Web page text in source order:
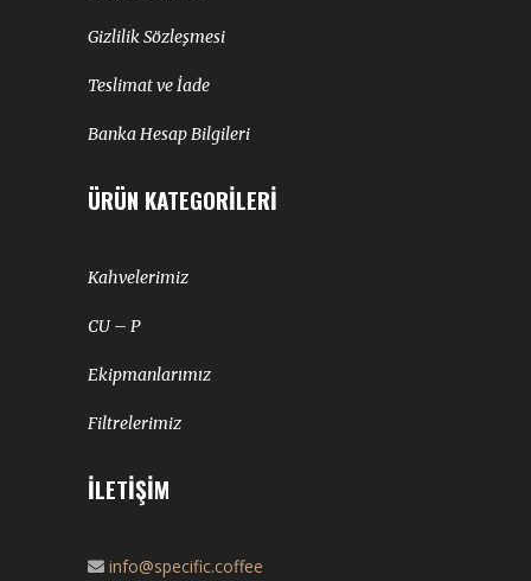
Gizlilik Sözleşmesi
Teslimat ve İade
Banka Hesap Bilgileri
ÜRÜN KATEGORILERI
Kahvelerimiz
CU – P
Ekipmanlarımız
Filtrelerimiz
İLETIŞIM
info@specific.coffee